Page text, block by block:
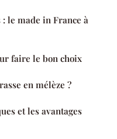
le made in France à
faire le bon choix
en mélèze ?
et les avantages